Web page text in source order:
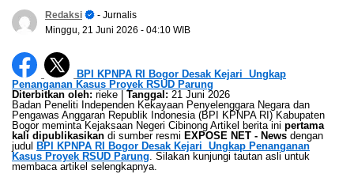
Redaksi
- Jurnalis
Minggu, 21 Juni 2026 - 04:10 WIB
BPI KPNPA RI Bogor Desak Kejari Ungkap
Penanganan Kasus Proyek RSUD Parung
Diterbitkan oleh: rieke | Tanggal: 21 Juni 2026
Badan Peneliti Independen Kekayaan Penyelenggara Negara dan
Pengawas Anggaran Republik Indonesia (BPI KPNPA RI) Kabupaten
Bogor meminta Kejaksaan Negeri Cibinong Artikel berita ini pertama
kali dipublikasikan di sumber resmi EXPOSE NET - News dengan
judul BPI KPNPA RI Bogor Desak Kejari Ungkap Penanganan
Kasus Proyek RSUD Parung. Silakan kunjungi tautan asli untuk
membaca artikel selengkapnya.